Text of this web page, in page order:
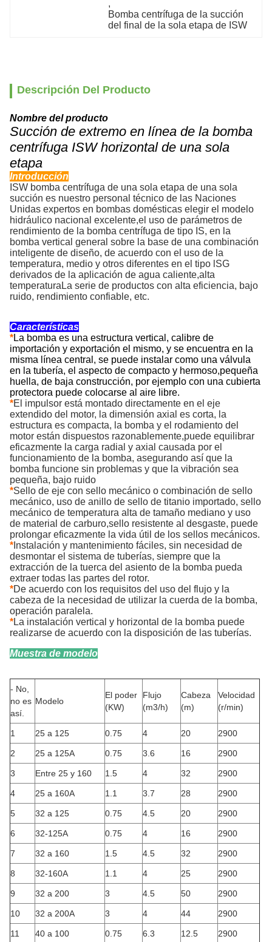
,
Bomba centrífuga de la succión
del final de la sola etapa de ISW
Descripción Del Producto
Nombre del producto
Succión de extremo en línea de la bomba
centrífuga ISW horizontal de una sola
etapa
Introducción
ISW bomba centrífuga de una sola etapa de una sola
succión es nuestro personal técnico de las Naciones
Unidas expertos en bombas domésticas elegir el modelo
hidráulico nacional excelente,el uso de parámetros de
rendimiento de la bomba centrífuga de tipo IS, en la
bomba vertical general sobre la base de una combinación
inteligente de diseño, de acuerdo con el uso de la
temperatura, medio y otros diferentes en el tipo lSG
derivados de la aplicación de agua caliente,alta
temperaturaLa serie de productos con alta eficiencia, bajo
ruido, rendimiento confiable, etc.
Características
*La bomba es una estructura vertical, calibre de
importación y exportación el mismo, y se encuentra en la
misma línea central, se puede instalar como una válvula
en la tubería, el aspecto de compacto y hermoso,pequeña
huella, de baja construcción, por ejemplo con una cubierta
protectora puede colocarse al aire libre.
*El impulsor está montado directamente en el eje
extendido del motor, la dimensión axial es corta, la
estructura es compacta, la bomba y el rodamiento del
motor están dispuestos razonablemente,puede equilibrar
eficazmente la carga radial y axial causada por el
funcionamiento de la bomba, asegurando así que la
bomba funcione sin problemas y que la vibración sea
pequeña, bajo ruido
*Sello de eje con sello mecánico o combinación de sello
mecánico, uso de anillo de sello de titanio importado, sello
mecánico de temperatura alta de tamaño mediano y uso
de material de carburo,sello resistente al desgaste, puede
prolongar eficazmente la vida útil de los sellos mecánicos.
* Instalación y mantenimiento fáciles, sin necesidad de
desmontar el sistema de tuberías, siempre que la
extracción de la tuerca del asiento de la bomba pueda
extraer todas las partes del rotor.
*De acuerdo con los requisitos del uso del flujo y la
cabeza de la necesidad de utilizar la cuerda de la bomba,
operación paralela.
*La instalación vertical y horizontal de la bomba puede
realizarse de acuerdo con la disposición de las tuberías.
Muestra de modelo
- No,
no es
así.
Modelo
El poder
(KW)
Flujo
(m3/h)
Cabeza
(m)
Velocidad
(r/min)
1 25 a 125 0.75 4 20 2900
2 25 a 125A 0.75 3.6 16 2900
3 Entre 25 y 160 1.5 4 32 2900
4 25 a 160A 1.1 3.7 28 2900
5 32 a 125 0.75 4.5 20 2900
6 32-125A 0.75 4 16 2900
7 32 a 160 1.5 4.5 32 2900
8 32-160A 1.1 4 25 2900
9 32 a 200 3 4.5 50 2900
10 32 a 200A 3 4 44 2900
11 40 a 100 0.75 6.3 12.5 2900